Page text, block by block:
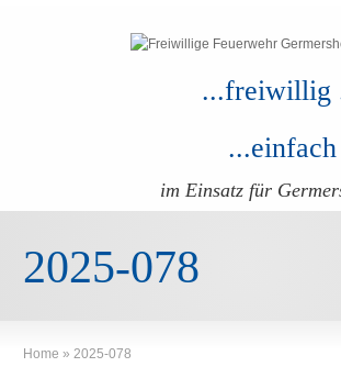
...freiwillig
im Einsatz für
2025-078
Home » 2025-078